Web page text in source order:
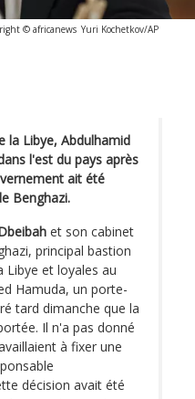
© africanews Yuri Kochetkov/AP
la Libye, Abdulhamid
l'est du pays après
ait été
Benghazi.
et son cabinet
principal bastion
Libye et loyales au
Hamuda, un porte-
tard dimanche que la
Il n'a pas donné
à fixer une
décision avait été